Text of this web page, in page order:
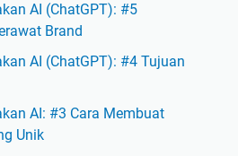
AI (ChatGPT): #5
Brand
AI (ChatGPT): #4 Tujuan
AI: #3 Cara Membuat
Unik